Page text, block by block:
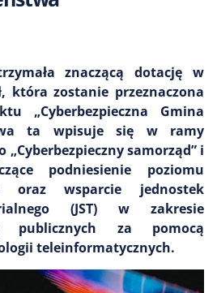
znaczącą dotację w
która zostanie przeznaczona
„Cyberbezpieczna Gmina
ta wpisuje się w ramy
samorząd” i
podniesienie poziomu
oraz wsparcie jednostek
(JST) w zakresie
publicznych za pomocą
teleinformatycznych.